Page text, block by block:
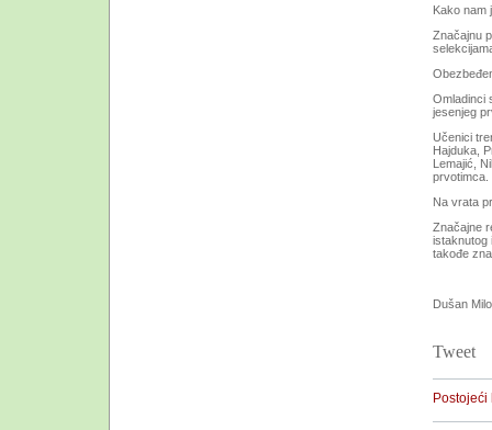
Kako nam
Značajnu
Omladinci
jesenjeg
Učenici
Hajduka,
Lemajić,
prvotimca.
Na vrata
Značajne
istaknutog
takođe
Dušan
Tweet
Postojeći